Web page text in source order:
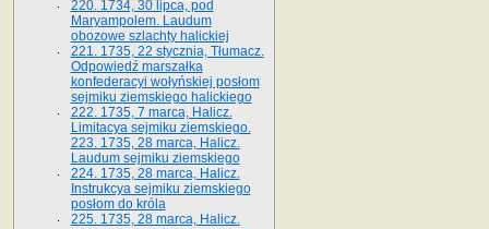
220. 1734, 30 lipca, pod
Maryampolem. Laudum
obozowe szlachty halickiej
221. 1735, 22 stycznia, Tłumacz.
Odpowiedź marszałka
konfederacyi wołyńskiej posłom
sejmiku ziemskiego halickiego
222. 1735, 7 marca, Halicz.
Limitacya sejmiku ziemskiego.
223. 1735, 28 marca, Halicz.
Laudum sejmiku ziemskiego
224. 1735, 28 marca, Halicz.
Instrukcya sejmiku ziemskiego
posłom do króla
225. 1735, 28 marca, Halicz.